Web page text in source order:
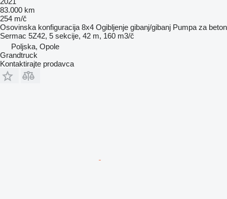
83.000 km
254 m/č
Osovinska konfiguracija 8x4 Ogibljenje gibanj/gibanj Pumpa za beton
Sermac 5Z42, 5 sekcije, 42 m, 160 m3/č
Poljska, Opole
Grandtruck
Kontaktirajte prodavca